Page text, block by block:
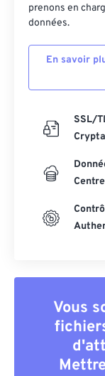
prenons en
données.
En savoir
SSL/
Vous